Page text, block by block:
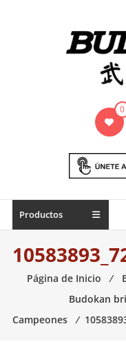
marciales
Todo
necesario
para
artes
0
Productos
Página de Inicio ⁄
Budokan
Campeones
⁄